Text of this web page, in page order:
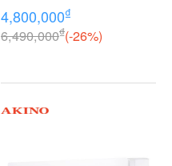
4,800,000₫
6,490,000₫(-26%)